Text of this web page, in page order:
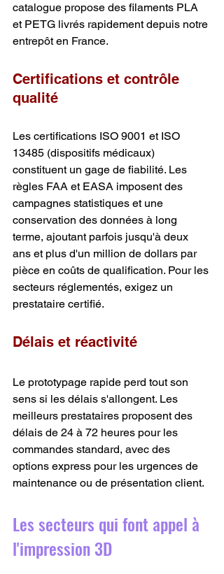
catalogue propose des filaments PLA
et PETG livrés rapidement depuis notre
entrepôt en France.
Certifications et contrôle
qualité
Les certifications ISO 9001 et ISO
13485 (dispositifs médicaux)
constituent un gage de fiabilité. Les
règles FAA et EASA imposent des
campagnes statistiques et une
conservation des données à long
terme, ajoutant parfois jusqu'à deux
ans et plus d'un million de dollars par
pièce en coûts de qualification. Pour les
secteurs réglementés, exigez un
prestataire certifié.
Délais et réactivité
Le prototypage rapide perd tout son
sens si les délais s'allongent. Les
meilleurs prestataires proposent des
délais de 24 à 72 heures pour les
commandes standard, avec des
options express pour les urgences de
maintenance ou de présentation client.
Les secteurs qui font appel à
l'impression 3D